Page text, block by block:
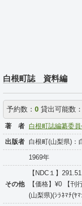
白根町誌 資料編
予約数： 0貸出可能数：
著 者 白根町誌編纂委
出版者 白根町(山梨県)：
1969年
その他
【NDC１】
【価格】¥0 【刊
(山梨県)(ｼﾗﾈﾏﾁ(ﾔ